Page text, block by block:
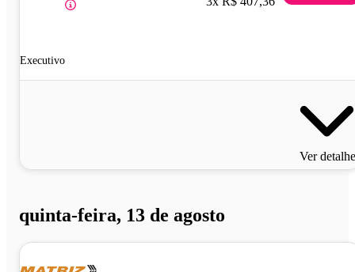
Executivo
Ver
quinta-feira, 13 de agosto